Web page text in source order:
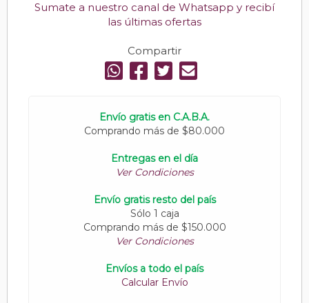
Sumate a nuestro canal de Whatsapp y recibí
las últimas ofertas
Compartir
Envío gratis en C.A.B.A.
Comprando más de $80.000
Entregas en el día
Ver Condiciones
Envío gratis resto del país
Sólo 1 caja
Comprando más de $150.000
Ver Condiciones
Envíos a todo el país
Calcular Envío